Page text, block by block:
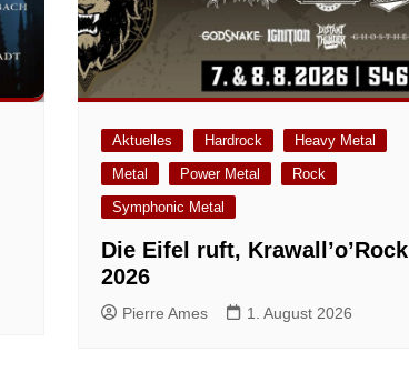
Aktuelles Hardrock
Heavy Metal
Metal
Power Metal
Rock
Symphonic Metal
Die Eifel ruft, Krawall’o’Rock
2026
Pierre Ames 1. August 2026